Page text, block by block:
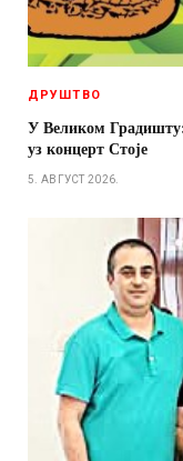
ДРУШТВО
У Великом Градишту:
уз концерт Стоје
5. АВГУСТ 2026.